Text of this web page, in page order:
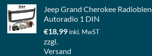
Jeep Grand Cherokee
Autoradio 1 DIN
€18,99 inkl. MwST
zzgl.
Versand